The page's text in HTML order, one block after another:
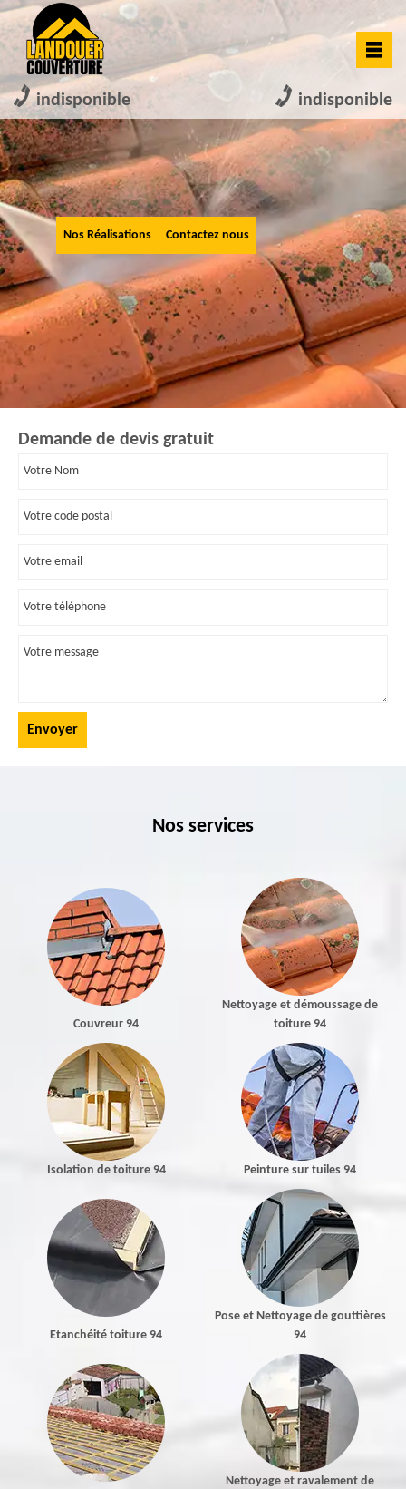
indisponible indisponible
Nos Réalisations Contactez nous
Demande de devis gratuit
Nos services
Couvreur 94
Nettoyage et démoussage de
toiture 94
Isolation de toiture 94 Peinture sur tuiles 94
Etanchéité toiture 94
Pose et Nettoyage de gouttières
94
Nettoyage et ravalement de